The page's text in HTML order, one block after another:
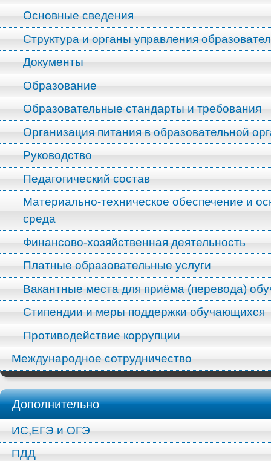
Основные сведения
Структура и органы управления
Документы
Образование
Образовательные стандарты и требования
Организация питания в образовательной
Руководство
Педагогический состав
Материально-техническое обеспечение и
среда
Финансово-хозяйственная деятельность
Платные образовательные услуги
Вакантные места для приёма (перевода)
Стипендии и меры поддержки обучающихся
Противодействие коррупции
Международное сотрудничество
Дополнительно
ИС,ЕГЭ и ОГЭ
ПДД